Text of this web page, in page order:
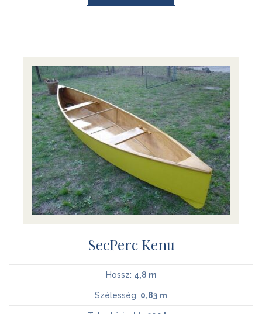
SecPerc Kenu
Hossz: 4,8 m
Szélesség: 0,83 m